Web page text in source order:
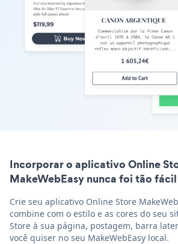
Incorporar o aplicativo Online
MakeWebEasy nunca foi tão fácil
Crie seu aplicativo Online Store
combine com o estilo e as cores do seu
Store à sua página, postagem, barra
você quiser no seu MakeWebEasy local.